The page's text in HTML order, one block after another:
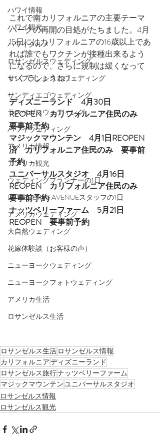
ハワイ情報
ハワイ観光
ハワイグルメ
ロサンゼルスウェディング
サンフランシスコウェディング
サンディエゴウェディング
ラスベガスウェディング
ハワイウェディング
アメリカ情報
アメリカ観光
ウェディングプランナーの1日
LA WEDDING AVENUEスタッフの1日
アメリカウェディング
大自然ウェディング
花嫁体験談（お客様の声）
ニューヨークウェディング
ニューヨークフォトウェディング
アメリカ生活
ロサンゼルス生活
これで南カリフォルニアの主要テーマ
パークの再開の目処がたちました。4月
15日にはカリフォルニアの16歳以上であ
れば誰でもワクチンが接種出来るよう
になるので、さらに規制は緩くなって
いくでしょうね！
ディズニーランド　4月30日
REOPEN　カリフォルニア住民のみ
要事前予約
マジックマウンテン　4月1日REOPEN
済　カリフォルニア住民のみ　要事前
予約
ユニバーサルスタジオ　4月16日
REOPEN　カリフォルニア住民のみ
要事前予約
ナッツベリーファーム　5月21日
REOPEN　要事前予約
ロサンゼルス生活 ロサンゼルス情報
カリフォルニアディズニーランド
ロサンゼルス旅行ナッツベリーファーム
マジックマウンテンユニバーサルスタジオ
ロサンゼルス情報
ロサンゼルス観光